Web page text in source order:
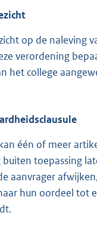
op de naleving
verordening
het college
één of meer
toepassing
aanvrager
hun oordeel tot